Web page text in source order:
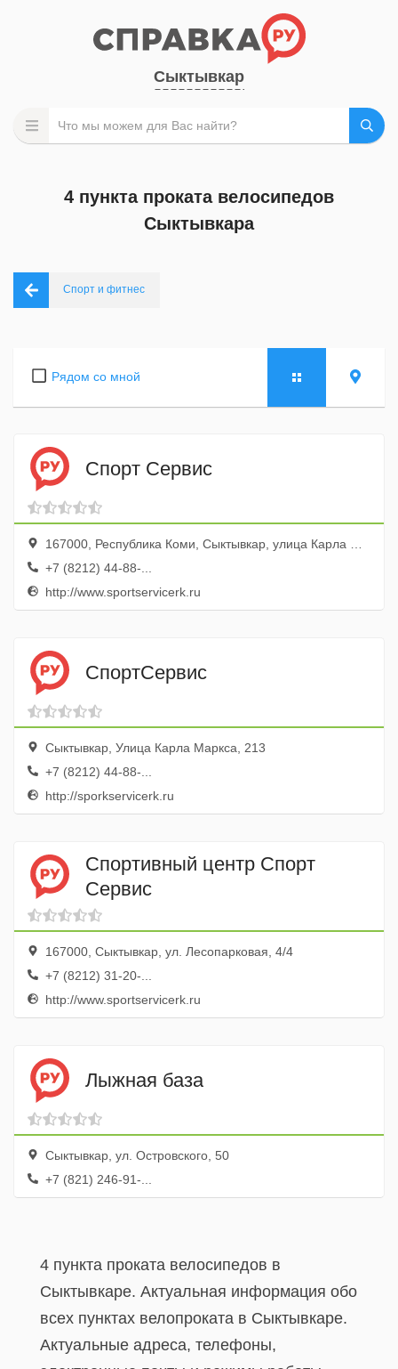
Сыктывкар
4 пункта проката велосипедов
Сыктывкара
Спорт и фитнес
Рядом со мной
Спорт Сервис
167000, Республика Коми, Сыктывкар, улица Карла Маркса, 213
+7 (8212) 44-88-...
http://www.sportservicerk.ru
СпортСервис
Сыктывкар, Улица Карла Маркса, 213
+7 (8212) 44-88-...
http://sporkservicerk.ru
Спортивный центр Спорт
Сервис
167000, Сыктывкар, ул. Лесопарковая, 4/4
+7 (8212) 31-20-...
http://www.sportservicerk.ru
Лыжная база
Сыктывкар, ул. Островского, 50
+7 (821) 246-91-...
4 пункта проката велосипедов в
Сыктывкаре. Актуальная информация обо
всех пунктах велопроката в Сыктывкаре.
Актуальные адреса, телефоны,